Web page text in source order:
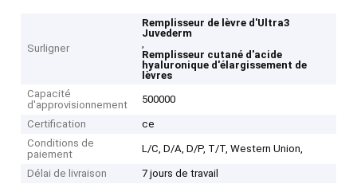
Surligner
Remplisseur de lèvre d'Ultra3
Juvederm
,
Remplisseur cutané d'acide
hyaluronique d'élargissement de
lèvres
Capacité
d'approvisionnement
500000
Certification
ce
Conditions de
paiement
L/C, D/A, D/P, T/T, Western Union,
Délai de livraison
7 jours de travail